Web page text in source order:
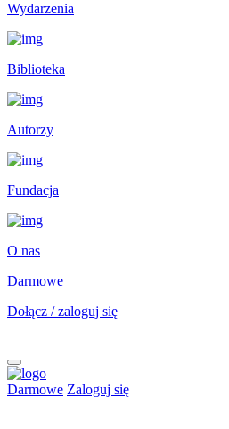
Wydarzenia
Biblioteka
Autorzy
Fundacja
O nas
Darmowe
Dołącz / zaloguj się
Darmowe Zaloguj się